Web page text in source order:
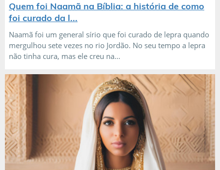
Quem foi Naamã na Bíblia: a história de como
foi curado da l...
Naamã foi um general sírio que foi curado de lepra quando
mergulhou sete vezes no rio Jordão. No seu tempo a lepra
não tinha cura, mas ele creu na...